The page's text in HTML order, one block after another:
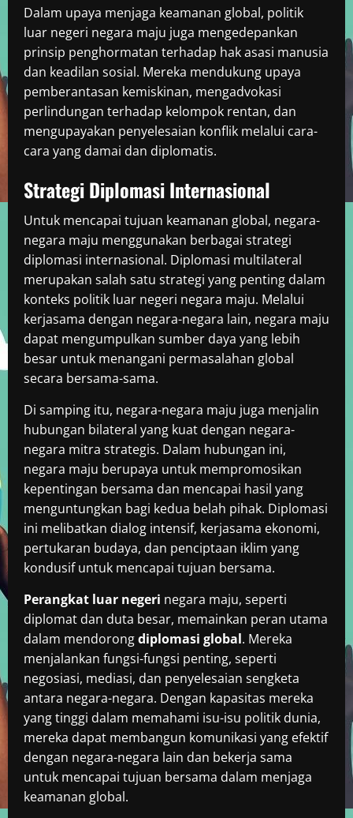
Dalam upaya menjaga keamanan global, politik
luar negeri negara maju juga mengedepankan
prinsip penghormatan terhadap hak asasi manusia
dan keadilan sosial. Mereka mendukung upaya
pemberantasan kemiskinan, mengadvokasi
perlindungan terhadap kelompok rentan, dan
mengupayakan penyelesaian konflik melalui cara-
cara yang damai dan diplomatis.
Strategi Diplomasi Internasional
Untuk mencapai tujuan keamanan global, negara-
negara maju menggunakan berbagai strategi
diplomasi internasional. Diplomasi multilateral
merupakan salah satu strategi yang penting dalam
konteks politik luar negeri negara maju. Melalui
kerjasama dengan negara-negara lain, negara maju
dapat mengumpulkan sumber daya yang lebih
besar untuk menangani permasalahan global
secara bersama-sama.
Di samping itu, negara-negara maju juga menjalin
hubungan bilateral yang kuat dengan negara-
negara mitra strategis. Dalam hubungan ini,
negara maju berupaya untuk mempromosikan
kepentingan bersama dan mencapai hasil yang
menguntungkan bagi kedua belah pihak. Diplomasi
ini melibatkan dialog intensif, kerjasama ekonomi,
pertukaran budaya, dan penciptaan iklim yang
kondusif untuk mencapai tujuan bersama.
Perangkat luar negeri negara maju, seperti
diplomat dan duta besar, memainkan peran utama
dalam mendorongdiplomasi global. Mereka
menjalankan fungsi-fungsi penting, seperti
negosiasi, mediasi, dan penyelesaian sengketa
antara negara-negara. Dengan kapasitas mereka
yang tinggi dalam memahami isu-isu politik dunia,
mereka dapat membangun komunikasi yang efektif
dengan negara-negara lain dan bekerja sama
untuk mencapai tujuan bersama dalam menjaga
keamanan global.